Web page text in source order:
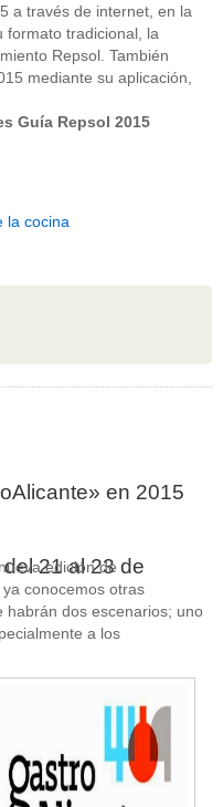
a través de internet, en la
formato tradicional, la
Repsol. También
mediante su aplicación,
Guía Repsol 2015
la cocina
en 2015
21 al 23 de
edición de
conocemos otras
habrán dos escenarios; uno
a los